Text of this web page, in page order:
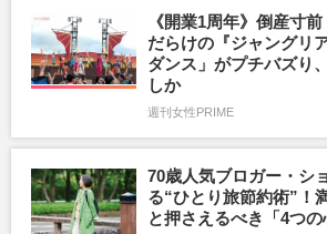
《開業1周年》倒産寸
だらけの『ジャングリ
ダンス」がプチバズり
しか
週刊女性PRIME
70歳人気ブロガー・シ
る“ひとり旅節約術”！
と押さえるべき「4つの